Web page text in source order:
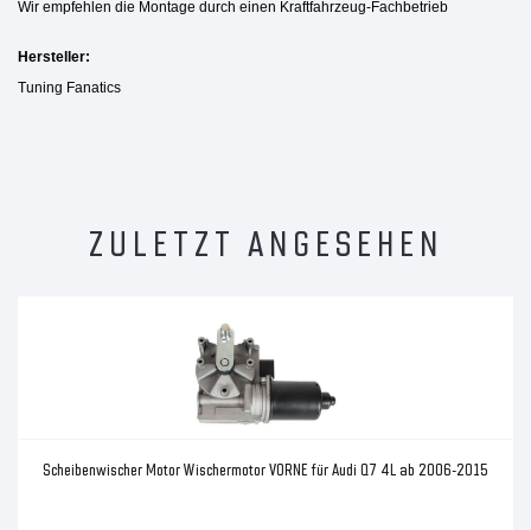
Wir empfehlen die Montage durch einen Kraftfahrzeug-Fachbetrieb
Hersteller:
Tuning Fanatics
ZULETZT ANGESEHEN
Scheibenwischer Motor Wischermotor VORNE für Audi Q7 4L ab 2006-2015